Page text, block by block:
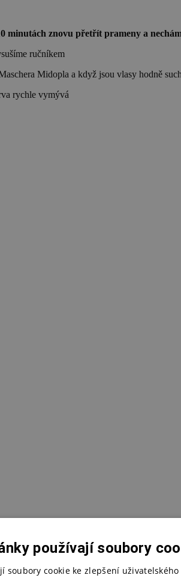
minutách znovu přetřít prameny a
ručníkem
Midopla a když jsou vlasy hodně
rychle vymývá
používají soubory
soubory cookie ke zlepšení